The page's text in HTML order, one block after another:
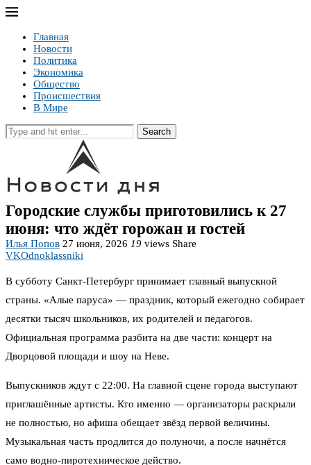
Главная
Новости
Политика
Экономика
Общество
Происшествия
В Мире
Search
Городские службы приготовились к 27
июня: что ждёт горожан и гостей
Илья Попов 27 июня, 2026 19 views Share
VKOdnoklassniki
В субботу Санкт-Петербург принимает главный выпускной
страны. «Алые паруса» — праздник, который ежегодно собирает
десятки тысяч школьников, их родителей и педагогов.
Официальная программа разбита на две части: концерт на
Дворцовой площади и шоу на Неве.
Выпускников ждут с 22:00. На главной сцене города выступают
приглашённые артисты. Кто именно — организаторы раскрыли
не полностью, но афиша обещает звёзд первой величины.
Музыкальная часть продлится до полуночи, а после начнётся
само водно-пиротехническое действо.